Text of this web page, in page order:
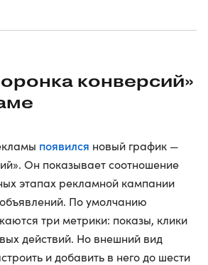
конверсий»
появился новый график —
Он показывает соотношение
этапах рекламной кампании
По умолчанию
три метрики: показы, клики
действий. Но внешний вид
и добавить в него до шести